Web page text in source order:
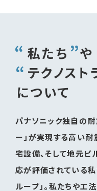
私たち
や
テクノスト
について
パナソニック独自の耐
ー」が実現する高い耐
宅設備、そして地元ビ
応が評価されている
ループ」。私たちや工